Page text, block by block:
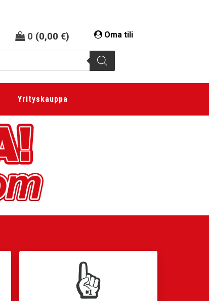
0 (0,00€) Oma tili
Yrityskauppa